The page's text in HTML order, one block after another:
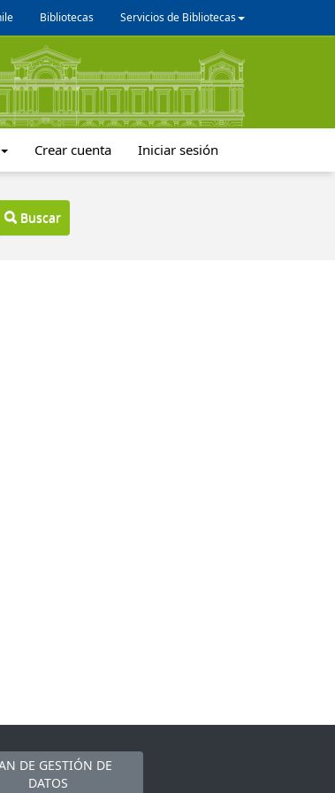
Bibliotecas Servicios de Bibliotecas
Crear cuenta Iniciar sesión
Buscar
DE GESTIÓN DE
DATOS